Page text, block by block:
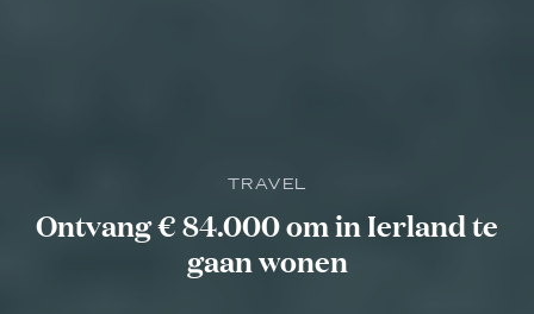
TRAVEL
Ontvang € 84.000 om in Ierland te
gaan wonen